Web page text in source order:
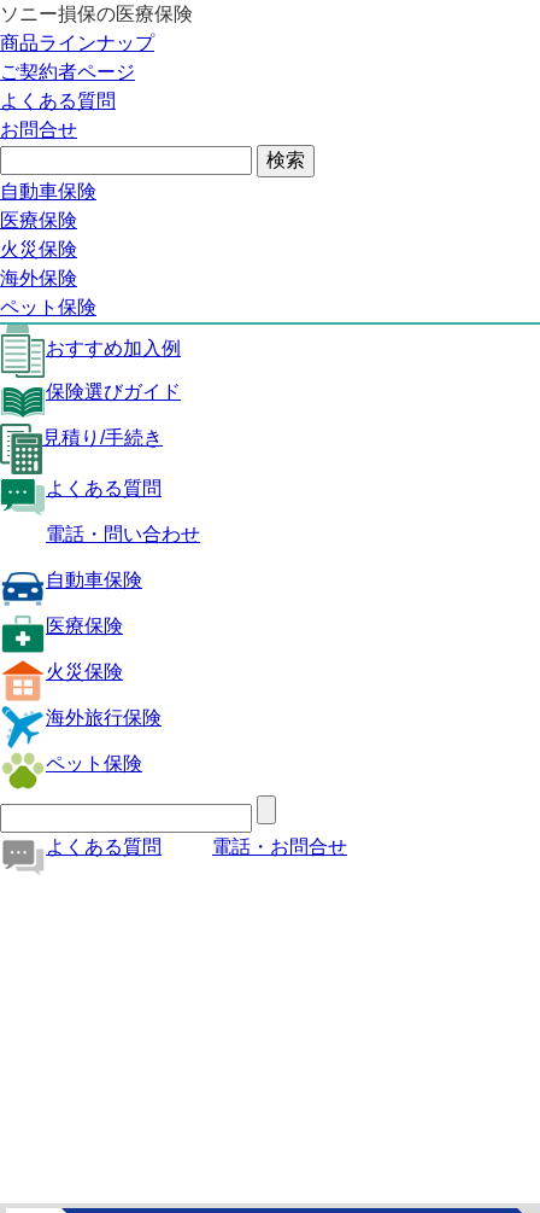
ソニー損保の医療保険
商品ラインナップ
ご契約者ページ
よくある質問
お問合せ
自動車保険
医療保険
火災保険
海外保険
ペット保険
医療保険トップ
SUREの特長
保障内容
おすすめ加入例
保険選びガイド
よくある質問
医療保険トップ
SUREの特長
保障内容
おすすめ加入例
保険選びガイド
見積り/手続き
よくある質問
電話・問い合わせ
自動車保険
医療保険
火災保険
海外旅行保険
ペット保険
よくある質問 電話・お問合せ